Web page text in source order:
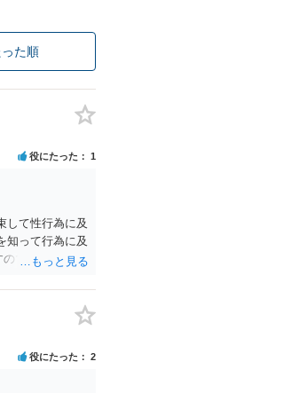
た順
役にたった 1
して性行為に及
知って行為に及
ので、あまり慰
役にたった 2